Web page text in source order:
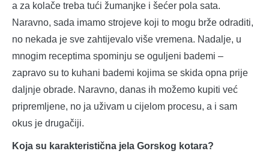
a za kolače treba tući žumanjke i šećer pola sata.
Naravno, sada imamo strojeve koji to mogu brže odraditi,
no nekada je sve zahtijevalo više vremena. Nadalje, u
mnogim receptima spominju se oguljeni bademi –
zapravo su to kuhani bademi kojima se skida opna prije
daljnje obrade. Naravno, danas ih možemo kupiti već
pripremljene, no ja uživam u cijelom procesu, a i sam
okus je drugačiji.
Koja su karakteristična jela Gorskog kotara?